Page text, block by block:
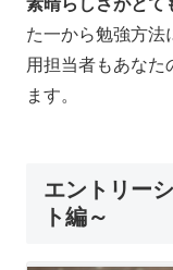
素晴らしさがとて
た一から勉強方法
用担当者もあなた
ます。
エントリー
ト編～